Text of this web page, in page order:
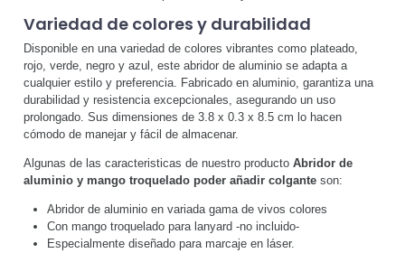
Variedad de colores y durabilidad
Disponible en una variedad de colores vibrantes como plateado,
rojo, verde, negro y azul, este abridor de aluminio se adapta a
cualquier estilo y preferencia. Fabricado en aluminio, garantiza una
durabilidad y resistencia excepcionales, asegurando un uso
prolongado. Sus dimensiones de 3.8 x 0.3 x 8.5 cm lo hacen
cómodo de manejar y fácil de almacenar.
Algunas de las caracteristicas de nuestro producto Abridor de
aluminio y mango troquelado poder añadir colgante son:
Abridor de aluminio en variada gama de vivos colores
Con mango troquelado para lanyard -no incluido-
Especialmente diseñado para marcaje en láser.